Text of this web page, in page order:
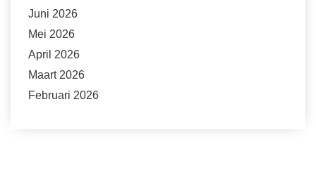
Juni 2026
Mei 2026
April 2026
Maart 2026
Februari 2026